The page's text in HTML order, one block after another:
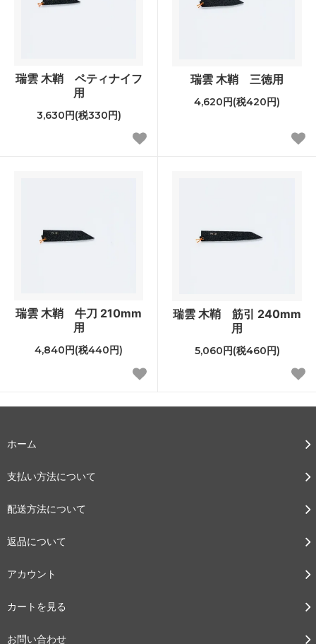
瑞雲 木鞘 ペティナイフ
用
3,630円(税330円)
瑞雲 木鞘 三徳用
4,620円(税420円)
瑞雲 木鞘 牛刀 210mm
用
4,840円(税440円)
瑞雲 木鞘 筋引 240mm
用
5,060円(税460円)
ホーム
支払い方法について
配送方法について
返品について
アカウント
カートを見る
お問い合わせ